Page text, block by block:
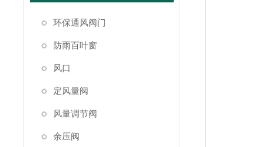
环保通风阀门
防雨百叶窗
风口
定风量阀
风量调节阀
余压阀